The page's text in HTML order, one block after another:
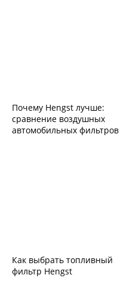
Почему Hengst лучше:
сравнение воздушных
автомобильных фильтров
Как выбрать топливный
фильтр Hengst